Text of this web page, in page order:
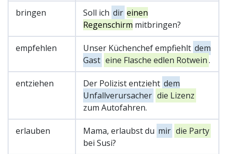
bringen Soll ich dir einen
Regenschirm mitbringen?
empfehlen Unser Küchenchef empfiehlt dem
Gast eine Flasche edlen Rotwein.
entziehen Der Polizist entzieht dem
Unfallverursacher die Lizenz
zum Autofahren.
erlauben Mama, erlaubst du mir die Party
bei Susi?